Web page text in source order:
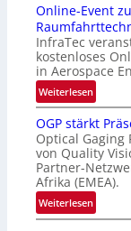
e
‚
H
y
p
e
r
s
p
e
c
t
r
t
e
r
n
a
t
o
n
a
l
V
i
Online-Event
InfraTec
kostenloses
in Aerospace
Weiterlesen:
O
n
l
i
n
e
-
OGP stärkt
Optical Gaging
von Quality
Partner-
Afrika (EMEA).
Weiterlesen:
O